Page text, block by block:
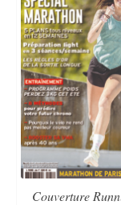
Couverture